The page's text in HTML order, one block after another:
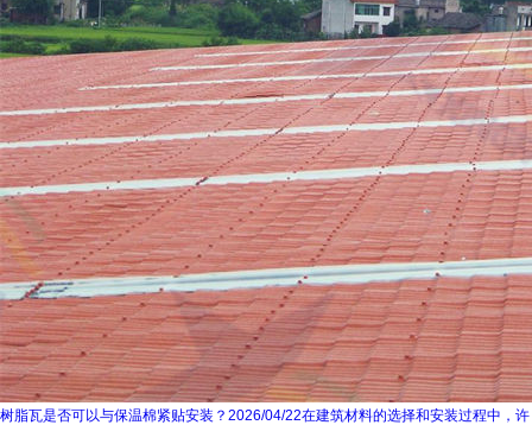
树脂瓦是否可以与保温棉紧贴安装？ 2026/04/22在建筑材料的选择和安装过程中，许